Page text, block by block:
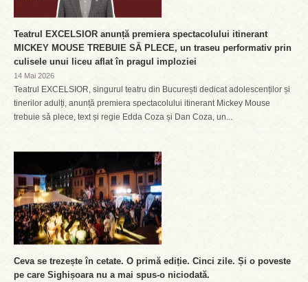
Teatrul EXCELSIOR anunță premiera spectacolului itinerant
MICKEY MOUSE TREBUIE SĂ PLECE, un traseu performativ prin
culisele unui liceu aflat în pragul imploziei
14 Mai 2026
Teatrul EXCELSIOR, singurul teatru din București dedicat adolescenților și
tinerilor adulți, anunță premiera spectacolului itinerant Mickey Mouse
trebuie să plece, text și regie Edda Coza și Dan Coza, un...
Ceva se trezește în cetate. O primă ediție. Cinci zile. Și o poveste
pe care Sighișoara nu a mai spus-o niciodată.